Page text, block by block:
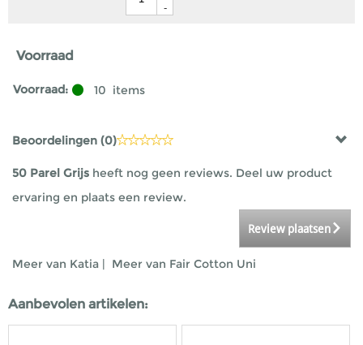
-
Voorraad
Voorraad: 10 items
Beoordelingen (0)
50 Parel Grijs heeft nog geen reviews. Deel uw product
ervaring en plaats een review.
Review plaatsen
Meer van Katia | Meer van Fair Cotton Uni
Aanbevolen artikelen: